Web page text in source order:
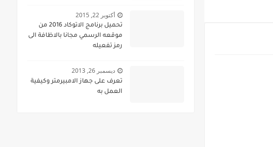
أكتوبر 22, 2015
تحميل برنامج الاتوكاد 2016 من
موقعه الرسمي مجانا بالاظافة الى
رمز تفعيله
ديسمبر 26, 2013
تعرف على جهاز الامبيرمتر وكيفية
العمل به